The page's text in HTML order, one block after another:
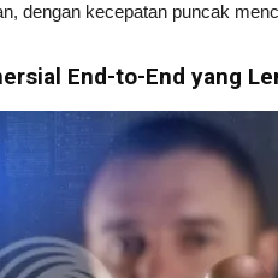
dengan kecepatan puncak
End-to-End yang